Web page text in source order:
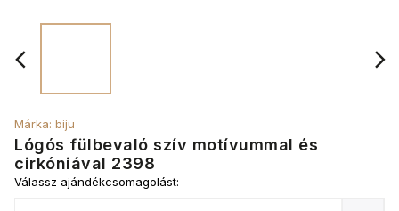
Lógós fülbevaló szív motívummal és
cirkóniával 2398
Márka: biju
Válassz ajándékcsomagolást: